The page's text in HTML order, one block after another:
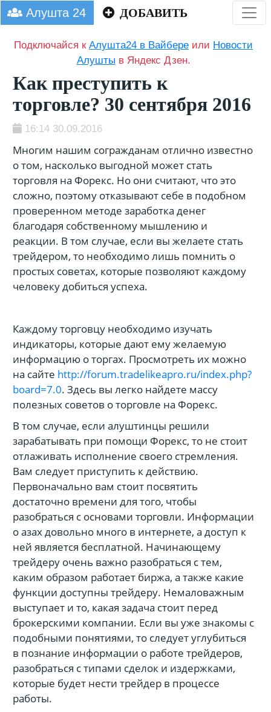
Алушта 24 ДОБАВИТЬ
Подключайся кАлушта24 в Вайбере или Новости
Алушты в Яндекс Дзен.
Как преступить к
торговле? 30 сентября 2016
16:14 30.09.2016
Многим нашим согражданам отлично известно
о том, насколько выгодной может стать
торговля на Форекс. Но они считают, что это
сложно, поэтому отказывают себе в подобном
проверенном методе заработка денег
благодаря собственному мышлению и
реакции. В том случае, если вы желаете стать
трейдером, то необходимо лишь помнить о
простых советах, которые позволяют каждому
человеку добиться успеха.
Каждому торговцу необходимо изучать
индикаторы, которые дают ему желаемую
информацию о торгах. Просмотреть их можно
на сайте http://forum.tradelikeapro.ru/index.php?
board=7.0. Здесь вы легко найдете массу
полезных советов о торговле на Форекс.
В том случае, если алуштинцы решили
зарабатывать при помощи Форекс, то не стоит
отлаживать исполнение своего стремления.
Вам следует приступить к действию.
Первоначально вам стоит посвятить
достаточно времени для того, чтобы
разобраться с основами торговли. Информации
о азах довольно много в интернете, а доступ к
ней является бесплатной. Начинающему
трейдеру очень важно разобраться с тем,
каким образом работает биржа, а также какие
функции доступны трейдеру. Немаловажным
выступает и то, какая задача стоит перед
брокерскими компании. Если вы уже знакомы с
подобными понятиями, то следует углубиться
в познание информации о работе трейдеров,
разобраться с типами сделок и издержками,
которые будет нести трейдер в процессе
работы.